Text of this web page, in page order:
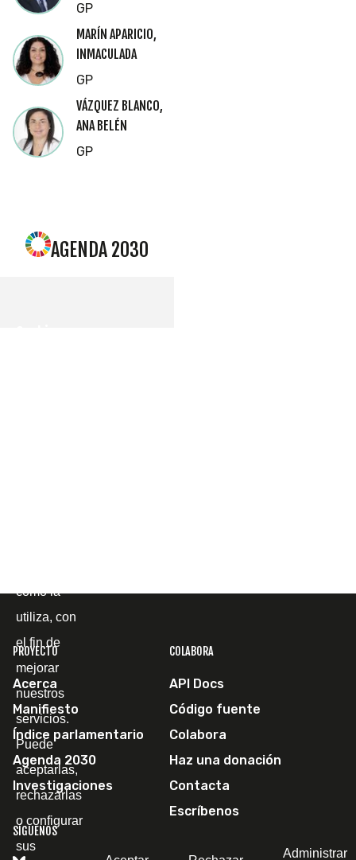
GP
MARÍN APARICIO,
INMACULADA
GP
VÁZQUEZ BLANCO,
ANA BELÉN
GP
AGENDA 2030
PROYECTO
Acerca
Manifiesto
Índice parlamentario
Agenda 2030
Investigaciones
COLABORA
API Docs
Código fuente
Colabora
Haz una donación
Contacta
Escríbenos
SÍGUENOS
cómo la
utiliza, con
el fin de
mejorar
nuestros
servicios.
Puede
aceptarlas,
rechazarlas
o configurar
sus
Administrar